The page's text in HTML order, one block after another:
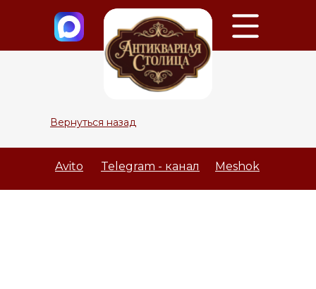
Вернуться назад
Meshok
Avito Telegram - канал